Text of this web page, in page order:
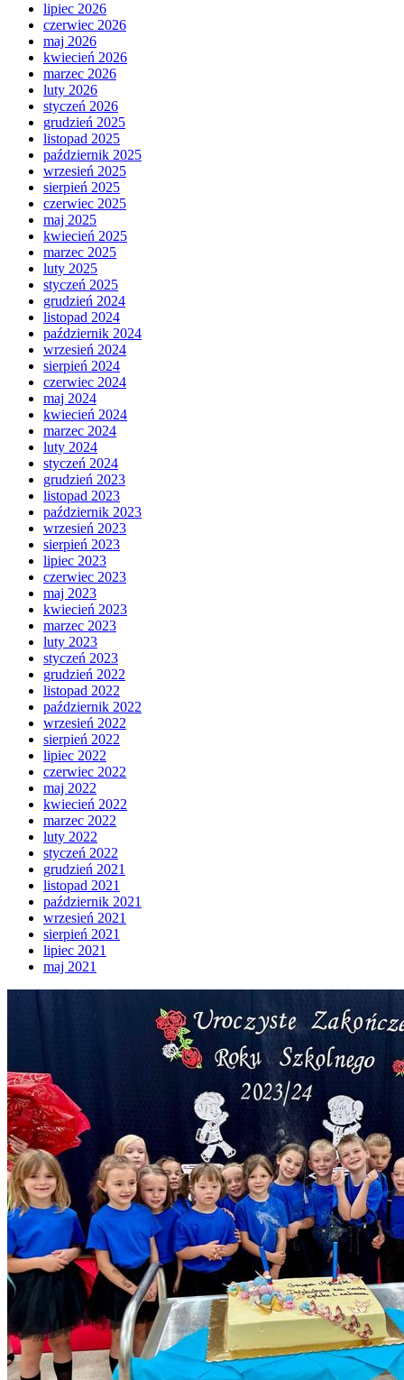
lipiec 2026
czerwiec 2026
maj 2026
kwiecień 2026
marzec 2026
luty 2026
styczeń 2026
grudzień 2025
listopad 2025
październik 2025
wrzesień 2025
sierpień 2025
czerwiec 2025
maj 2025
kwiecień 2025
marzec 2025
luty 2025
styczeń 2025
grudzień 2024
listopad 2024
październik 2024
wrzesień 2024
sierpień 2024
czerwiec 2024
maj 2024
kwiecień 2024
marzec 2024
luty 2024
styczeń 2024
grudzień 2023
listopad 2023
październik 2023
wrzesień 2023
sierpień 2023
lipiec 2023
czerwiec 2023
maj 2023
kwiecień 2023
marzec 2023
luty 2023
styczeń 2023
grudzień 2022
listopad 2022
październik 2022
wrzesień 2022
sierpień 2022
lipiec 2022
czerwiec 2022
maj 2022
kwiecień 2022
marzec 2022
luty 2022
styczeń 2022
grudzień 2021
listopad 2021
październik 2021
wrzesień 2021
sierpień 2021
lipiec 2021
maj 2021